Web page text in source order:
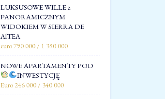
LUKSUSOWE WILLE z
PANORAMICZNYM
WIDOKIEM W SIERRA DE
AlTEA
euro 790 000 / 1 390 000
NOWE APARTAMENTY POD
INWESTYCJĘ
Euro 246 000 / 340 000